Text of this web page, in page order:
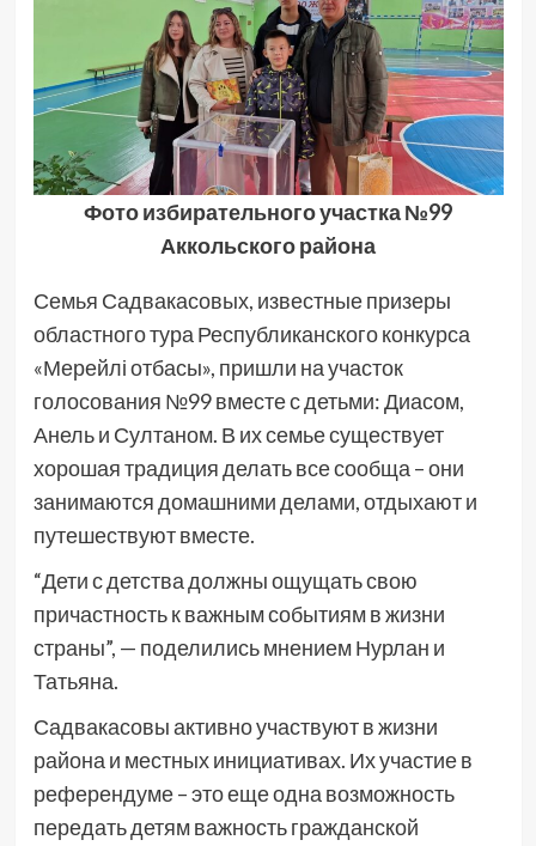
Фото избирательного участка №99
Аккольского района
Семья Садвакасовых, известные призеры
областного тура Республиканского конкурса
«Мерейлі отбасы», пришли на участок
голосования №99 вместе с детьми: Диасом,
Анель и Султаном. В их семье существует
хорошая традиция делать все сообща – они
занимаются домашними делами, отдыхают и
путешествуют вместе.
“Дети с детства должны ощущать свою
причастность к важным событиям в жизни
страны”, — поделились мнением Нурлан и
Татьяна.
Садвакасовы активно участвуют в жизни
района и местных инициативах. Их участие в
референдуме – это еще одна возможность
передать детям важность гражданской